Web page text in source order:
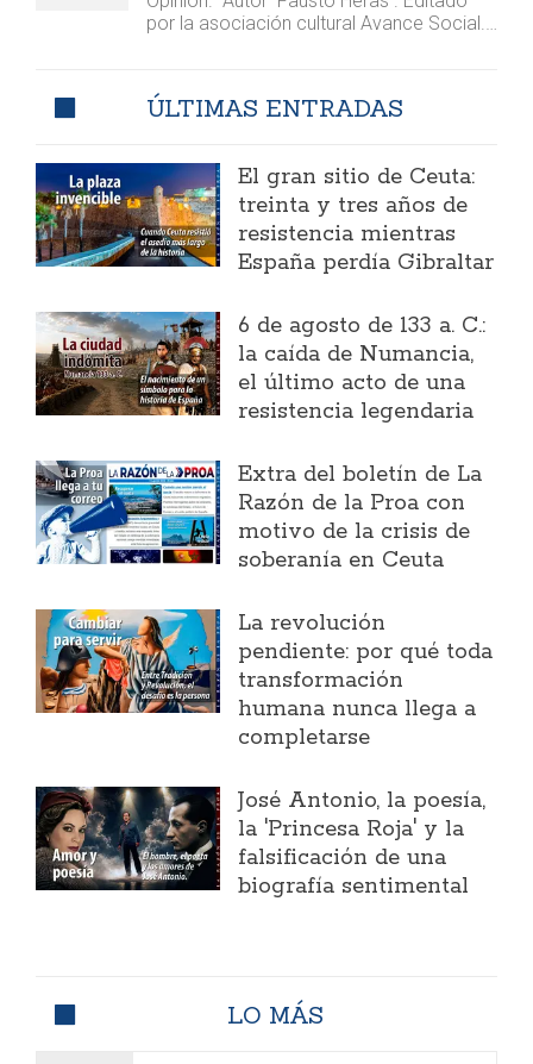
por la asociación cultural Avance Social.…
ÚLTIMAS ENTRADAS
El gran sitio de Ceuta:
treinta y tres años de
resistencia mientras
España perdía Gibraltar
6 de agosto de 133 a. C.:
la caída de Numancia,
el último acto de una
resistencia legendaria
Extra del boletín de La
Razón de la Proa con
motivo de la crisis de
soberanía en Ceuta
La revolución
pendiente: por qué toda
transformación
humana nunca llega a
completarse
José Antonio, la poesía,
la 'Princesa Roja' y la
falsificación de una
biografía sentimental
LO MÁS